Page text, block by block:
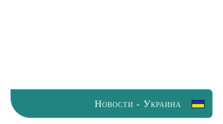
Новости - Украина